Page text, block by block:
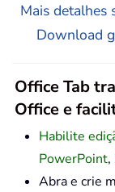
Mais detalhes
Download
Office Tab
Office e
Habilite
PowerPoint,
Abra e crie